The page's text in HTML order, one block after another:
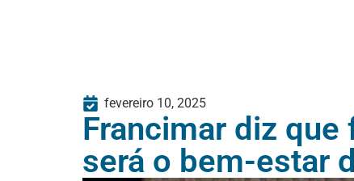
fevereiro 10, 2025
Francimar diz que
será o bem-estar